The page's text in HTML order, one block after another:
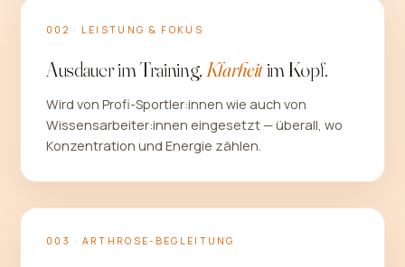
002 · LEISTUNG & FOKUS
Ausdauer im Training,Klarheitim Kopf.
Wird von Profi-Sportler:innen wie auch von
Wissensarbeiter:innen eingesetzt — überall, wo
Konzentration und Energie zählen.
003 · ARTHROSE-BEGLEITUNG